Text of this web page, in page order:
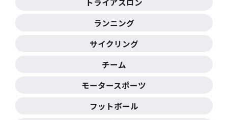
ランニング
サイクリング
チーム
モータースポーツ
フットボール